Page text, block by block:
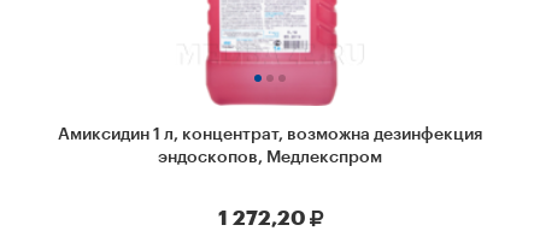
Амиксидин 1 л, концентрат, возможна дезинфекция
эндоскопов, Медлекспром
1 272,20